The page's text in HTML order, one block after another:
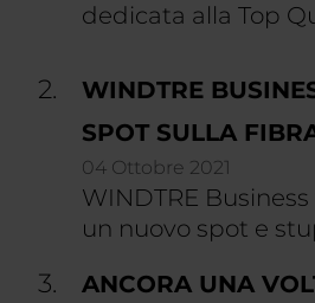
dedicata alla Top
WINDTRE
SPOT SULLA
04 Ottobre 2021
WINDTRE
un nuovo spot e
ANCORA UNA